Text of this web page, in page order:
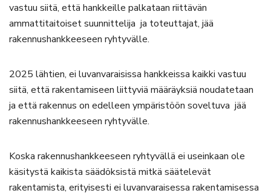
vastuu siitä, että hankkeille palkataan riittävän
ammattitaitoiset suunnittelija ja toteuttajat, jää
rakennushankkeeseen ryhtyvälle.
2025 lähtien, ei luvanvaraisissa hankkeissa kaikki vastuu
siitä, että rakentamiseen liittyviä määräyksiä noudatetaan
ja että rakennus on edelleen ympäristöön soveltuva jää
rakennushankkeeseen ryhtyvälle.
Koska rakennushankkeeseen ryhtyvällä ei useinkaan ole
käsitystä kaikista säädöksistä mitkä säätelevät
rakentamista, erityisesti ei luvanvaraisessa rakentamisessa